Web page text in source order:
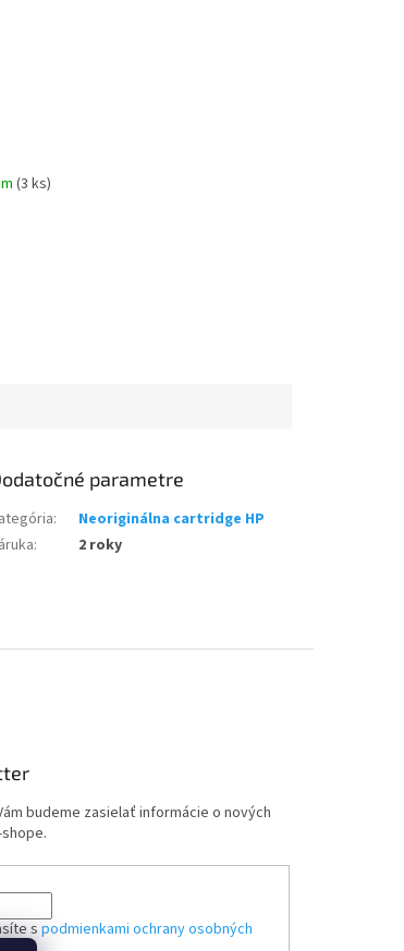
(3 ks)
parametre
:
Neoriginálna cartridge HP
: 2 roky
budeme zasielať informácie o nových
spodmienkami ochrany osobných